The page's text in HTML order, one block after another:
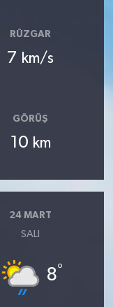
RÜZGAR
7 km/s
GÖRÜŞ
10 km
24 MART
SALI
8°